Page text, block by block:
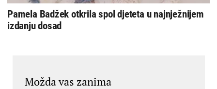
Pamela Badžek otkrila spol djeteta u najnježnijem
izdanju dosad
Možda vas zanima